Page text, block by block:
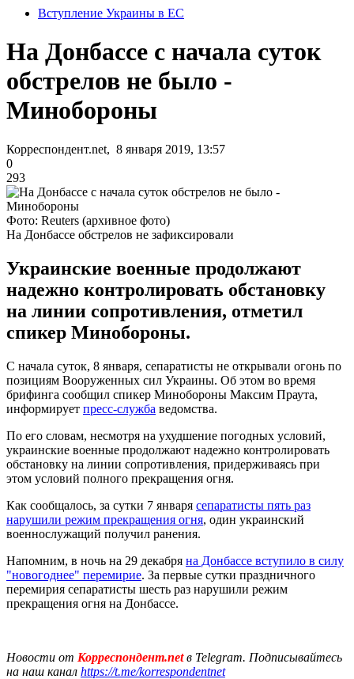
Вступление Украины в ЕС
На Донбассе с начала суток
обстрелов не было -
Минобороны
Корреспондент.net, 8 января 2019, 13:57
0
293
Фото: Reuters (архивное фото)
На Донбассе обстрелов не зафиксировали
Украинские военные продолжают
надежно контролировать обстановку
на линии сопротивления, отметил
спикер Минобороны.
С начала суток, 8 января, сепаратисты не открывали огонь по
позициям Вооруженных сил Украины. Об этом во время
брифинга сообщил спикер Минобороны Максим Праута,
информирует пресс-служба ведомства.
По его словам, несмотря на ухудшение погодных условий,
украинские военные продолжают надежно контролировать
обстановку на линии сопротивления, придерживаясь при
этом условий полного прекращения огня.
Как сообщалось, за сутки 7 января сепаратисты пять раз
нарушили режим прекращения огня, один украинский
военнослужащий получил ранения.
Напомним, в ночь на 29 декабря на Донбассе вступило в силу
"новогоднее" перемирие. За первые сутки праздничного
перемирия сепаратисты шесть раз нарушили режим
прекращения огня на Донбассе.
Новости от Корреспондент.netв Telegram. Подписывайтесь
на наш канал https://t.me/korrespondentnet